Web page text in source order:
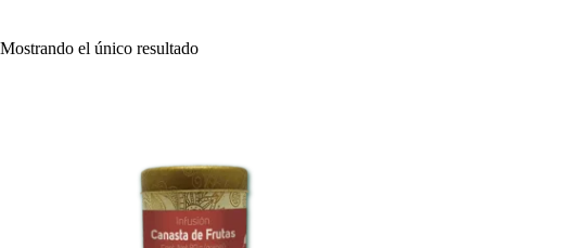
Mostrando el único resultado